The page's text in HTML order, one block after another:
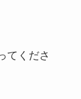
てくださ